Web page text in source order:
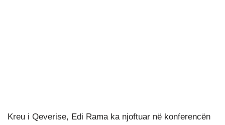
Kreu i Qeverise, Edi Rama ka njoftuar në konferencën